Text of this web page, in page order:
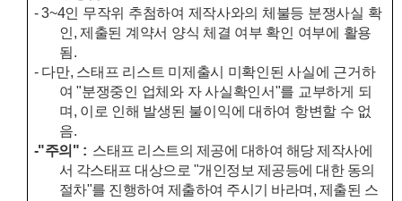
- 3~4인 무작위 추첨하여 제작사와의 체불등 분쟁사실 확
인, 제출된 계약서 양식 체결 여부 확인 여부에 활용
됨.
- 다만, 스태프 리스트 미제출시 미확인된 사실에 근거하
여 "분쟁중인 업체와 자 사실확인서"를 교부하게 되
며, 이로 인해 발생된 불이익에 대하여 항변할 수 없
음.
-"주의" : 스태프 리스트의 제공에 대하여 해당 제작사에
서 각스태프 대상으로 "개인정보 제공등에 대한 동의
절차"를 진행하여 제출하여 주시기 바라며, 제출된 스